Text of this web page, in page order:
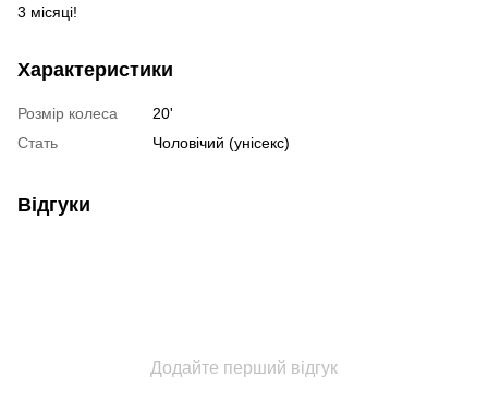
3 місяці!
Характеристики
Розмір колеса
20'
Стать
Чоловічий (унісекс)
Відгуки
Додайте перший відгук